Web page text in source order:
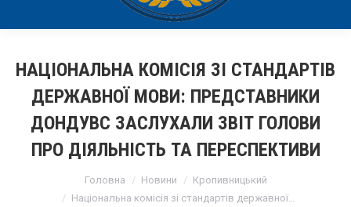
НАЦІОНАЛЬНА КОМІСІЯ ЗІ СТАНДАРТІВ
ДЕРЖАВНОЇ МОВИ: ПРЕДСТАВНИКИ
ДОНДУВС ЗАСЛУХАЛИ ЗВІТ ГОЛОВИ
ПРО ДІЯЛЬНІСТЬ ТА ПЕРЕСПЕКТИВИ
Головна Новини
Кропивницький
Національна комісія зі стандартів державної…